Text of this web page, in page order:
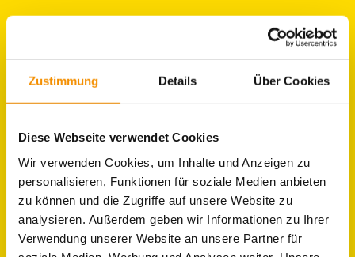
Zustimmung Details Über Cookies
Diese Webseite verwendet Cookies
Wir verwenden Cookies, um Inhalte und Anzeigen zu
personalisieren, Funktionen für soziale Medien anbieten
zu können und die Zugriffe auf unsere Website zu
analysieren. Außerdem geben wir Informationen zu Ihrer
Verwendung unserer Website an unsere Partner für
JOBS IM HOSTEL
KÖLN